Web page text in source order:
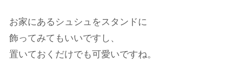
お家にあるシュシュをスタンドに
飾ってみてもいいですし、
置いておくだけでも可愛いですね。